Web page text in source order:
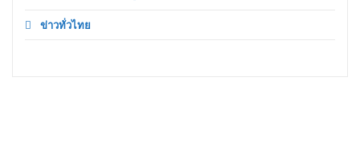
ข่าวทั่วไทย